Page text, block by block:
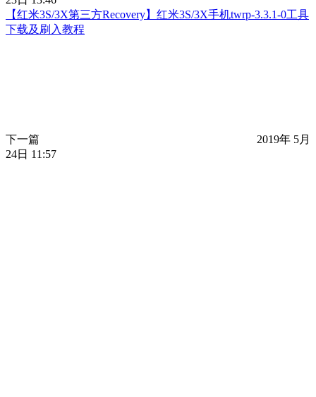
【红米3S/3X第三方Recovery】红米3S/3X手机twrp-3.3.1-0工具
下载及刷入教程
下一篇
2019年 5月
24日 11:57